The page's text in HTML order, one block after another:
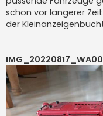
schon vor längerer Zeit
der